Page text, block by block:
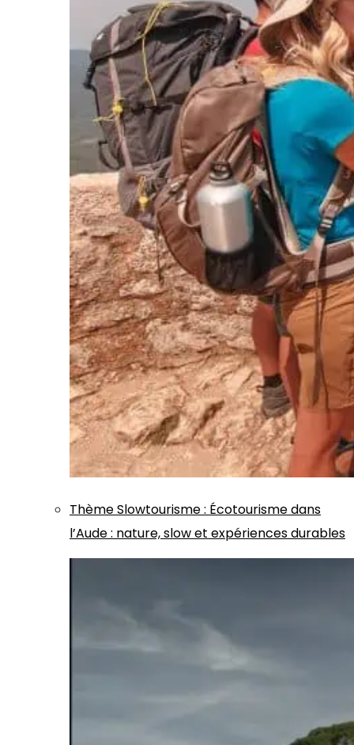
ThèmeSlowtourisme: Écotourisme dans
l’Aude : nature, slow et expériences durables